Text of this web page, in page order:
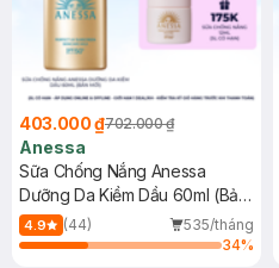
403.000 ₫702.000 ₫
Anessa
Sữa Chống Nắng Anessa
Dưỡng Da Kiềm Dầu 60ml (Bản
Mới)
4.9 (44)
535/tháng
34%